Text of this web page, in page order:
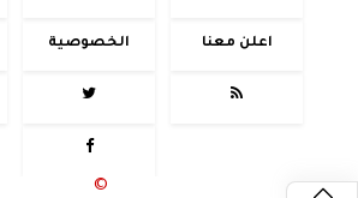
اعلن معنا الخصوصية



جميع الحقوق محفوظة ©